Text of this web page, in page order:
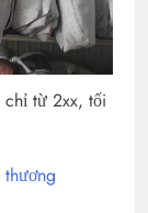
chỉ từ 2xx, tối